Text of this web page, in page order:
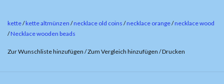
kette/kette altmünzen /necklace old coins /necklace orange/necklace wood
/Necklace wooden beads
Zur Wunschliste hinzufügen /Zum Vergleich hinzufügen /Drucken